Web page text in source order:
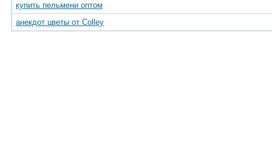
купить пельмени оптом
анекдот цветы от Colley